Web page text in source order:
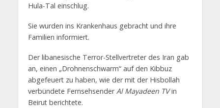
Hula-Tal einschlug.
Sie wurden ins Krankenhaus gebracht und ihre
Familien informiert.
Der libanesische Terror-Stellvertreter des Iran gab
an, einen „Drohnenschwarm“ auf den Kibbuz
abgefeuert zu haben, wie der mit der Hisbollah
verbündete FernsehsenderAl Mayadeen TVin
Beirut berichtete.